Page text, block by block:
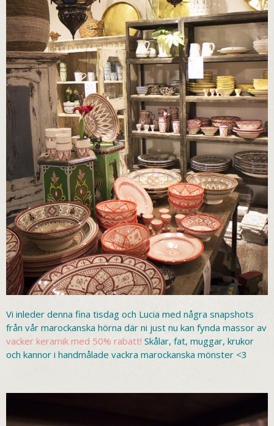
Vi inleder denna fina tisdag och Lucia med några snapshots
från vår marockanska hörna där ni just nu kan fynda massor av
vacker keramik med 50% rabatt! Skålar, fat, muggar, krukor
och kannor i handmålade vackra marockanska mönster <3